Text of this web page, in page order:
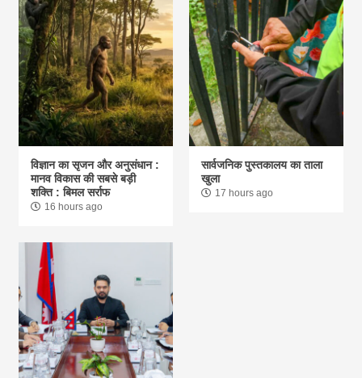
विज्ञान का सृजन और अनुसंधान :
मानव विकास की सबसे बड़ी
शक्ति : बिमल सर्राफ
16 hours ago
सार्वजनिक पुस्तकालय का ताला
खुला
17 hours ago